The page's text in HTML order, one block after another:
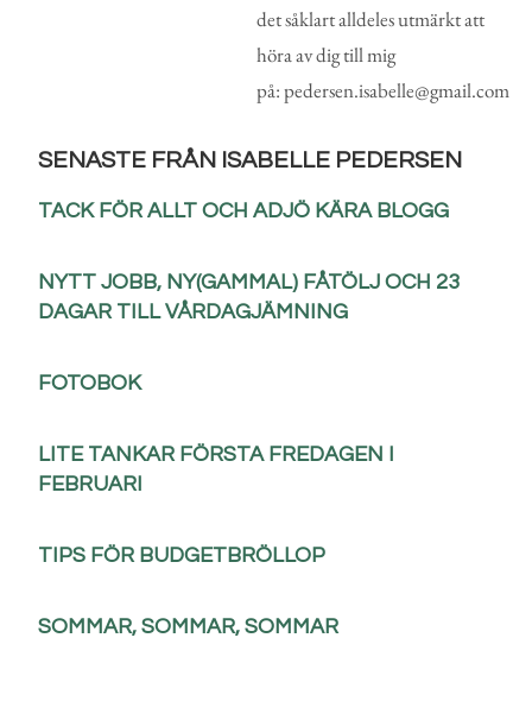
det såklart alldeles utmärkt att
höra av dig till mig
på: pedersen.isabelle@gmail.com
SENASTE FRÅN ISABELLE PEDERSEN
TACK FÖR ALLT OCH ADJÖ KÄRA BLOGG
NYTT JOBB, NY(GAMMAL) FÅTÖLJ OCH 23
DAGAR TILL VÅRDAGJÄMNING
FOTOBOK
LITE TANKAR FÖRSTA FREDAGEN I
FEBRUARI
TIPS FÖR BUDGETBRÖLLOP
SOMMAR, SOMMAR, SOMMAR